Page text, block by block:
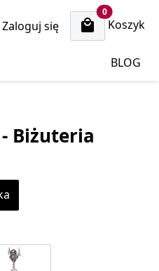
Zaloguj się 
0cart items
Koszyk
BLOG
Biżuteria